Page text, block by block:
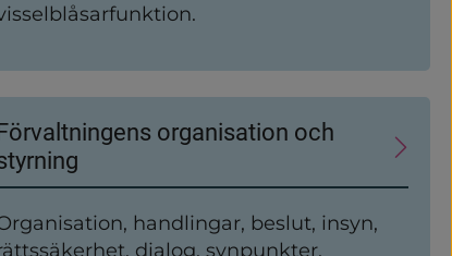
organisation och
handlingar, beslut, insyn,
dialog, synpunkter,